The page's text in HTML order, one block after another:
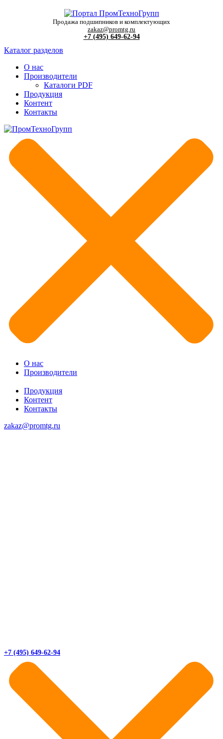
Продажа подшипников и комплектующих
zakaz@promtg.ru
+7 (495) 649-62-94
Каталог разделов
О нас
Производители
Каталоги PDF
Продукция
Контент
Контакты
О нас
Производители
Продукция
Контент
Контакты
zakaz@promtg.ru
+7 (495) 649-62-94